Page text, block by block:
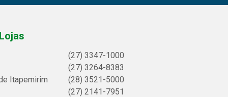
(27) 3347-1000
(27) 3264-8383
Itapemirim
(28) 3521-5000
(27) 2141-7951